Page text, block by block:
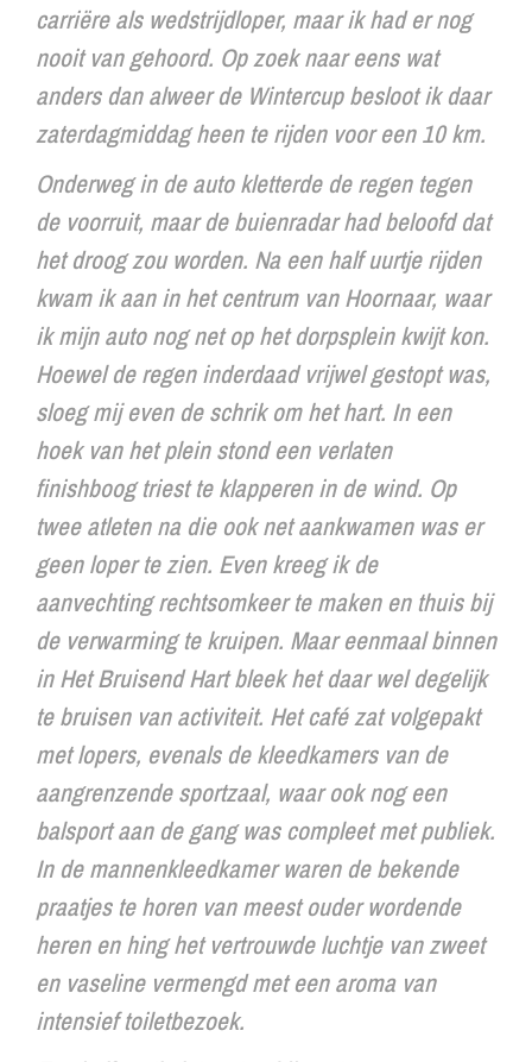
carriëre als wedstrijdloper, maar ik had er nog
nooit van gehoord. Op zoek naar eens wat
anders dan alweer de Wintercup besloot ik daar
zaterdagmiddag heen te rijden voor een 10 km.
Onderweg in de auto kletterde de regen tegen
de voorruit, maar de buienradar had beloofd dat
het droog zou worden. Na een half uurtje rijden
kwam ik aan in het centrum van Hoornaar, waar
ik mijn auto nog net op het dorpsplein kwijt kon.
Hoewel de regen inderdaad vrijwel gestopt was,
sloeg mij even de schrik om het hart. In een
hoek van het plein stond een verlaten
finishboog triest te klapperen in de wind. Op
twee atleten na die ook net aankwamen was er
geen loper te zien. Even kreeg ik de
aanvechting rechtsomkeer te maken en thuis bij
de verwarming te kruipen. Maar eenmaal binnen
in Het Bruisend Hart bleek het daar wel degelijk
te bruisen van activiteit. Het café zat volgepakt
met lopers, evenals de kleedkamers van de
aangrenzende sportzaal, waar ook nog een
balsport aan de gang was compleet met publiek.
In de mannenkleedkamer waren de bekende
praatjes te horen van meest ouder wordende
heren en hing het vertrouwde luchtje van zweet
en vaseline vermengd met een aroma van
intensief toiletbezoek.